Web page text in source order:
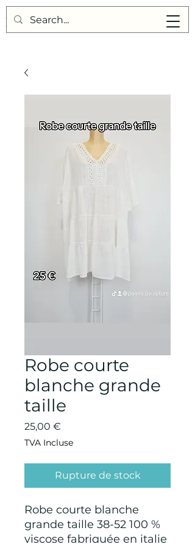
Points de Suture
Robe courte
blanche grande
taille
25,00 €
TVA Incluse
Rupture de stock
Robe courte blanche
grande taille 38-52 100 %
viscose fabriquée en italie